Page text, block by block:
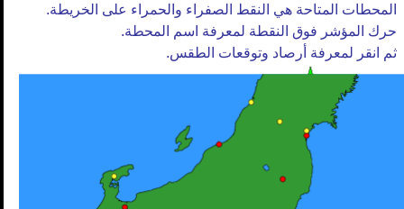
المحطات المتاحة هي النقط الصفراء والحمراء على الخريطة.
حرك المؤشر فوق النقطة لمعرفة اسم المحطة.
ثم انقر لمعرفة أرصاد وتوقعات الطقس.